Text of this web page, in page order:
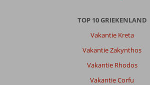
TOP 10 GRIEKENLAND
Vakantie Kreta
Vakantie Zakynthos
Vakantie Rhodos
Vakantie Corfu